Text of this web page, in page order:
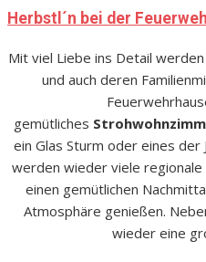
Herbstl´n bei der
Mit viel Liebe ins Detail
und auch deren
gemütliches
ein Glas Sturm oder eines der
werden wieder viele
einen gemütlichen
Atmosphäre genießen.
wieder eine